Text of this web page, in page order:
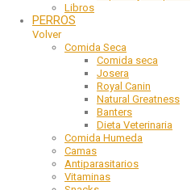
Libros
PERROS
Volver
Comida Seca
Comida seca
Josera
Royal Canin
Natural Greatness
Banters
Dieta Veterinaria
Comida Humeda
Camas
Antiparasitarios
Vitaminas